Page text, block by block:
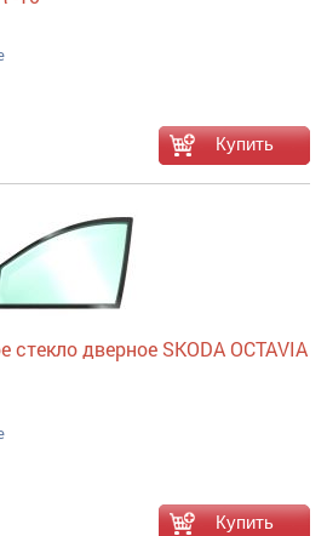
стекло дверное SKODA OCTAVIA